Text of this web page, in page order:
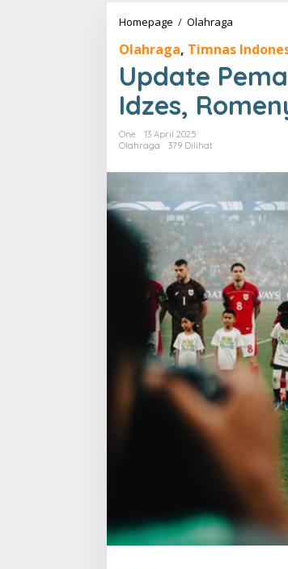
Homepage / Olahraga
Abroad
Indonesia:
Romeny,
Olahraga, Timnas
Update
Idzes,
One
13 April 2025
Olahraga
379 Dilihat